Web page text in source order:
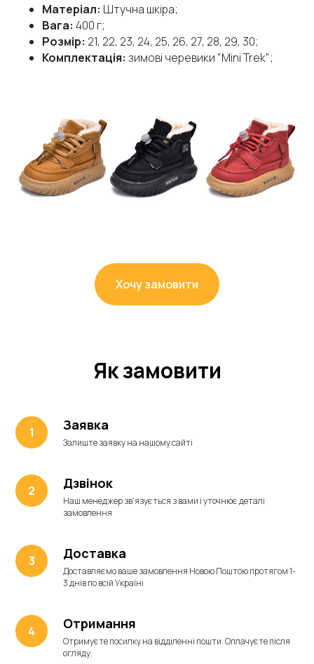
Матеріал: Штучна шкіра;
Вага: 400 г;
Розмір: 21, 22, 23, 24, 25, 26, 27, 28, 29, 30;
Комплектація: зимові черевики "Mini Trek";
Хочу замовити
Як замовити
Заявка
Залиште заявку на нашому сайті
Дзвінок
Наш менеджер зв'язується з вами і уточнює деталі
замовлення
Доставка
Доставляємо ваше замовлення Новою Поштою протягом 1-
3 днів по всій Україні
Отримання
Отримуєте посилку на відділенні пошти. Оплачуєте після
огляду.